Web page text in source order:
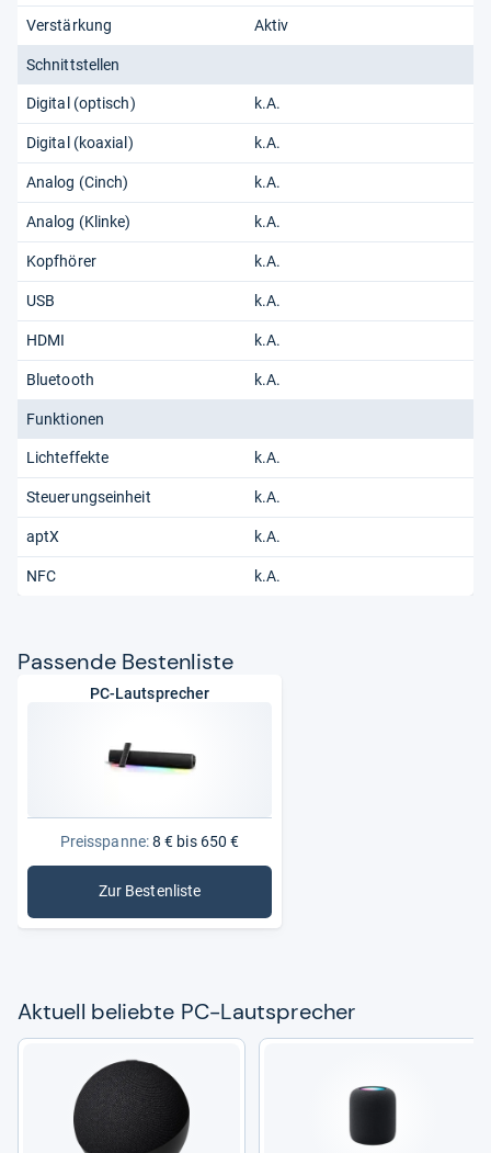
Verstärkung Aktiv
Schnittstellen
Digital (optisch) k.A.
Digital (koaxial) k.A.
Analog (Cinch) k.A.
Analog (Klinke) k.A.
Kopfhörer k.A.
USB k.A.
HDMI k.A.
Bluetooth k.A.
Funktionen
Lichteffekte k.A.
Steuerungseinheit k.A.
aptX k.A.
NFC k.A.
Pas­sende Bes­ten­liste
PC-Lautsprecher
Preisspanne:8 € bis 650 €
Zur Bestenliste: PC-Lautsprecher
Aktu­ell beliebte PC-​Laut­spre­cher